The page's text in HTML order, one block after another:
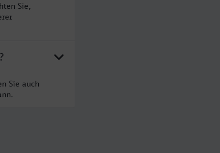
Sie,
Sie auch